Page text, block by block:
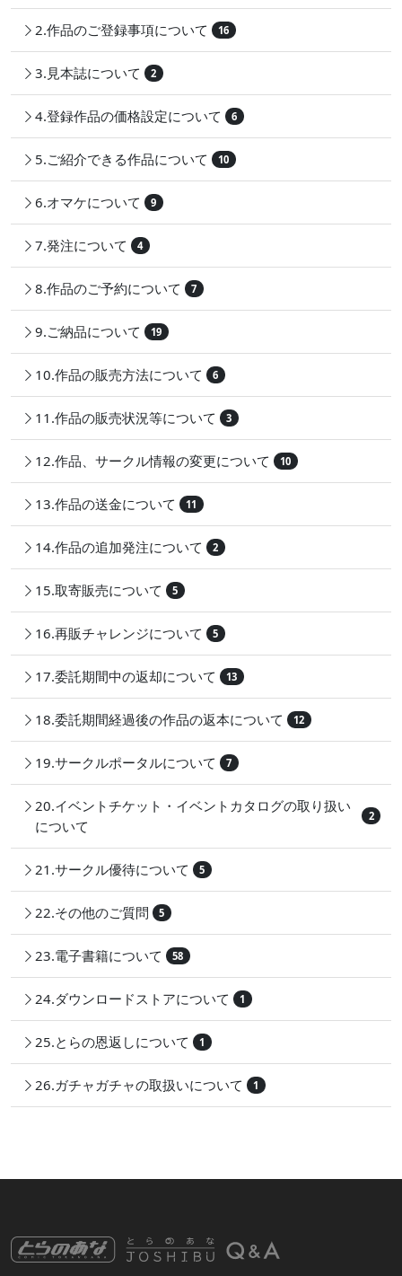
2.作品のご登録事項について 16
3.見本誌について 2
4.登録作品の価格設定について 6
5.ご紹介できる作品について 10
6.オマケについて 9
7.発注について 4
8.作品のご予約について 7
9.ご納品について 19
10.作品の販売方法について 6
11.作品の販売状況等について 3
12.作品、サークル情報の変更について 10
13.作品の送金について 11
14.作品の追加発注について 2
15.取寄販売について 5
16.再販チャレンジについて 5
17.委託期間中の返却について 13
18.委託期間経過後の作品の返本について 12
19.サークルポータルについて 7
20.イベントチケット・イベントカタログの取り扱い
について
2
21.サークル優待について 5
22.その他のご質問 5
23.電子書籍について 58
24.ダウンロードストアについて 1
25.とらの恩返しについて 1
26.ガチャガチャの取扱いについて 1